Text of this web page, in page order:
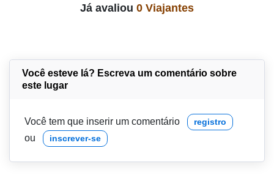
Já avaliou 0 Viajantes
Você esteve lá? Escreva um comentário sobre
este lugar
Você tem que inserir um comentário registro
ou inscrever-se